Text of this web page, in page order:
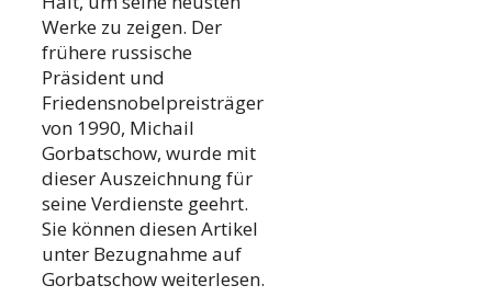
Werke zu zeigen. Der
frühere russische
Präsident und
Friedensnobelpreisträger
von 1990, Michail
Gorbatschow, wurde mit
dieser Auszeichnung für
seine Verdienste geehrt.
Sie können diesen Artikel
unter Bezugnahme auf
Gorbatschow weiterlesen.